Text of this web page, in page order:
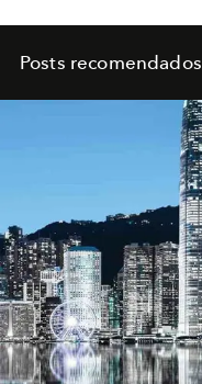
Posts recomendados